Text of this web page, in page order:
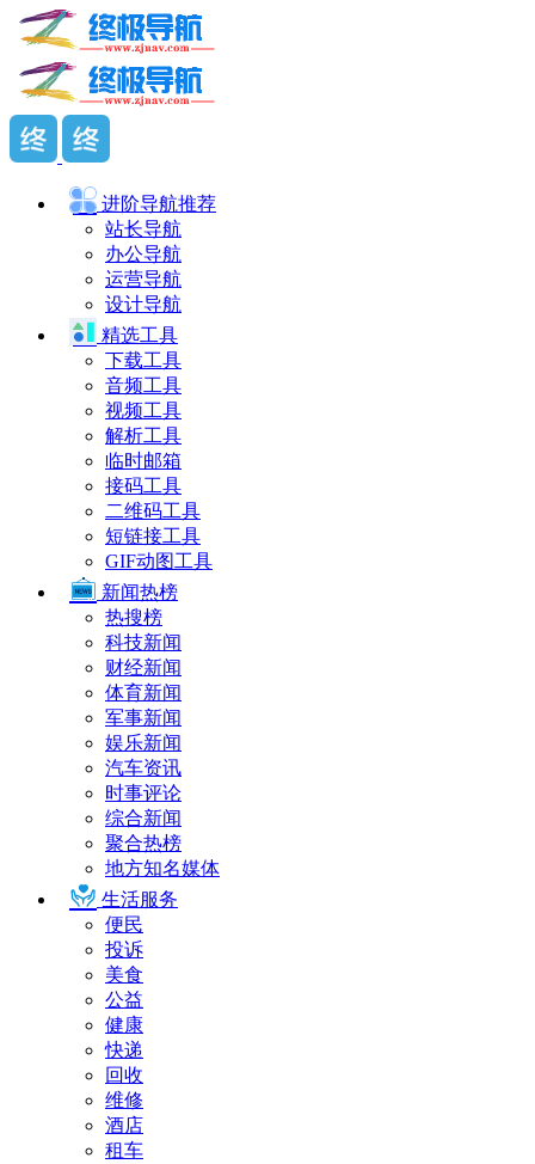
进阶导航推荐
站长导航
办公导航
运营导航
设计导航
精选工具
下载工具
音频工具
视频工具
解析工具
临时邮箱
接码工具
二维码工具
短链接工具
GIF动图工具
新闻热榜
热搜榜
科技新闻
财经新闻
体育新闻
军事新闻
娱乐新闻
汽车资讯
时事评论
综合新闻
聚合热榜
地方知名媒体
生活服务
便民
投诉
美食
公益
健康
快递
回收
维修
酒店
租车